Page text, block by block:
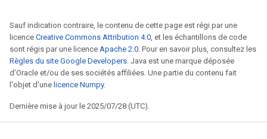
Sauf indication contraire, le contenu de cette page est régi par une
licence Creative Commons Attribution 4.0, et les échantillons de code
sont régis par une licence Apache 2.0. Pour en savoir plus, consultez les
Règles du site Google Developers. Java est une marque déposée
d'Oracle et/ou de ses sociétés affiliées. Une partie du contenu fait
l'objet d'une licence Numpy.
Dernière mise à jour le 2025/07/28 (UTC).